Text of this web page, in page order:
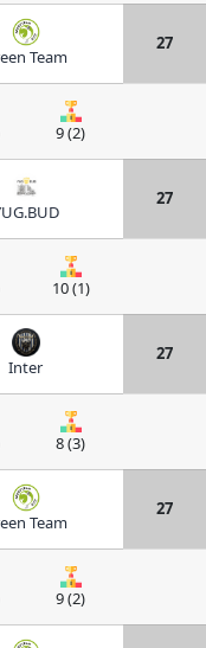
Team
27
9 (2)
27
10 (1)
Inter
27
8 (3)
Team
27
9 (2)